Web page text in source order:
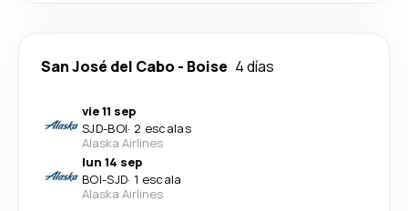
San José del Cabo - Boise 4 días
vie 11 sep
SJD-BOI· 2 escalas
Alaska Airlines
lun 14 sep
BOI-SJD· 1 escala
Alaska Airlines